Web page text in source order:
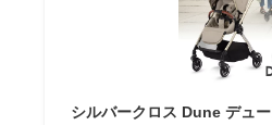
シルバークロス Dune デュ